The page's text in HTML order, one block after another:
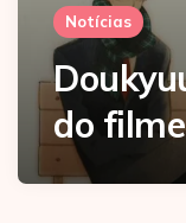
Notícias
do